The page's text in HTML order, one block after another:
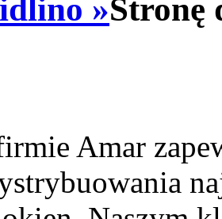
»Stronę
Amar